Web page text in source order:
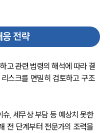
전략
고 관련 법령의 해석에 따라 결
스크를 면밀히 검토하고 구조
, 세무상 부담 등 예상치 못한
전 단계부터 전문가의 조력을